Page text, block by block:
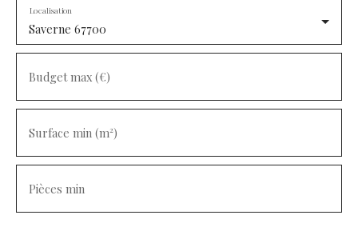
Saverne 67700
Localisation
Budget max (€)
Surface min (m²)
Pièces min